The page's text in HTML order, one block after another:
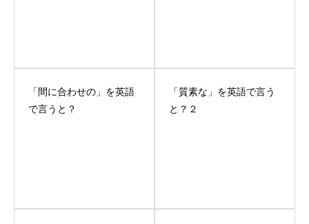
「間に合わせの」を英語
で言うと？
「質素な」を英語で言う
と？２